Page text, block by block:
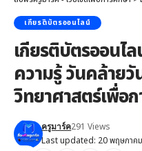
เกียรติบัตรออนไลน์
เกียรติบัตรออนไ
ความรู้ วันคล้าย
วิทยาศาสตร์เพื่อ
Last updated: 20 พฤษภาค
ครูมาร์ค291 Views